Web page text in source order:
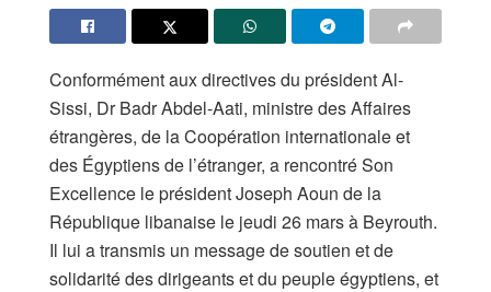
Conformément aux directives du président Al-
Sissi, Dr Badr Abdel-Aati, ministre des Affaires
étrangères, de la Coopération internationale et
des Égyptiens de l’étranger, a rencontré Son
Excellence le président Joseph Aoun de la
République libanaise le jeudi 26 mars à Beyrouth.
Il lui a transmis un message de soutien et de
solidarité des dirigeants et du peuple égyptiens, et